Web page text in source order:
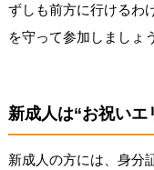
ずしも前方に行けるわ
を守って参加しましょ
新成人は“お祝いエ
新成人の方には、身分